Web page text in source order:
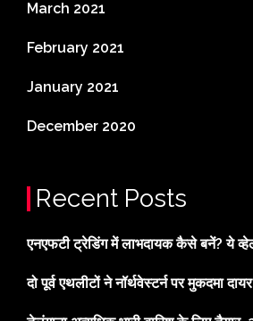
March 2021
February 2021
January 2021
December 2020
Recent Posts
एनएफटी ट्रेडिंग में लाभदायक कैसे बनें? ये
दो पूर्व एथलीटों ने नॉर्थवेस्टर्न पर मुकदमा